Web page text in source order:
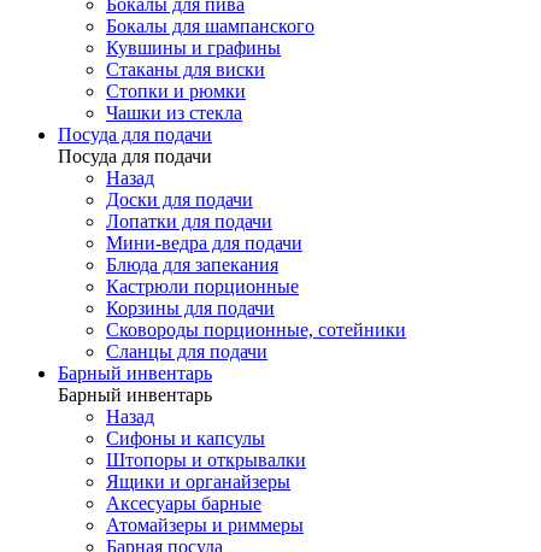
Бокалы для шампанского
Кувшины и графины
Стаканы для виски
Стопки и рюмки
Чашки из стекла
Посуда для подачи
Посуда для подачи
Назад
Доски для подачи
Лопатки для подачи
Мини-ведра для подачи
Блюда для запекания
Кастрюли порционные
Корзины для подачи
Сковороды порционные, сотейники
Сланцы для подачи
Барный инвентарь
Барный инвентарь
Назад
Сифоны и капсулы
Штопоры и открывалки
Ящики и органайзеры
Аксесуары барные
Атомайзеры и риммеры
Барная посуда